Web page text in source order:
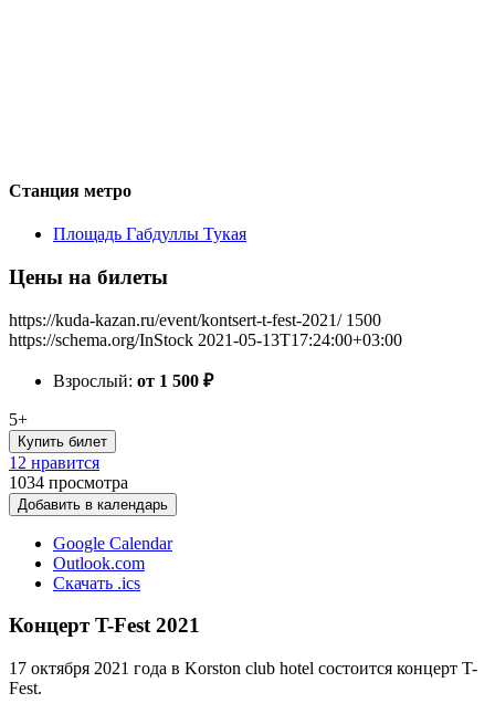
Станция метро
Площадь Габдуллы Тукая
Цены на билеты
https://kuda-kazan.ru/event/kontsert-t-fest-2021/ 1500
https://schema.org/InStock 2021-05-13T17:24:00+03:00
Взрослый: от 1 500 ₽
5+
Купить билет
12 нравится
1034 просмотра
Добавить в календарь
Google Calendar
Outlook.com
Скачать .ics
Концерт T-Fest 2021
17 октября 2021 года в Korston club hotel состоится концерт T-
Fest.